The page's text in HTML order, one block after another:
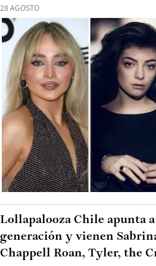
28 AGOSTO
Lollapalooza Chile apunta
generación y vienen
Chappell Roan, Tyler, the